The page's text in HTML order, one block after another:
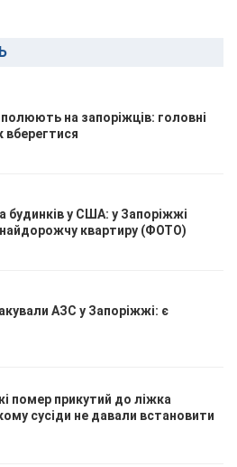
на запоріжців: головні
вберегтися
будинків у США: у Запоріжжі
квартиру (ФОТО)
АЗС у Запоріжжі: є
помер прикутий до ліжка
сусіди не давали встановити